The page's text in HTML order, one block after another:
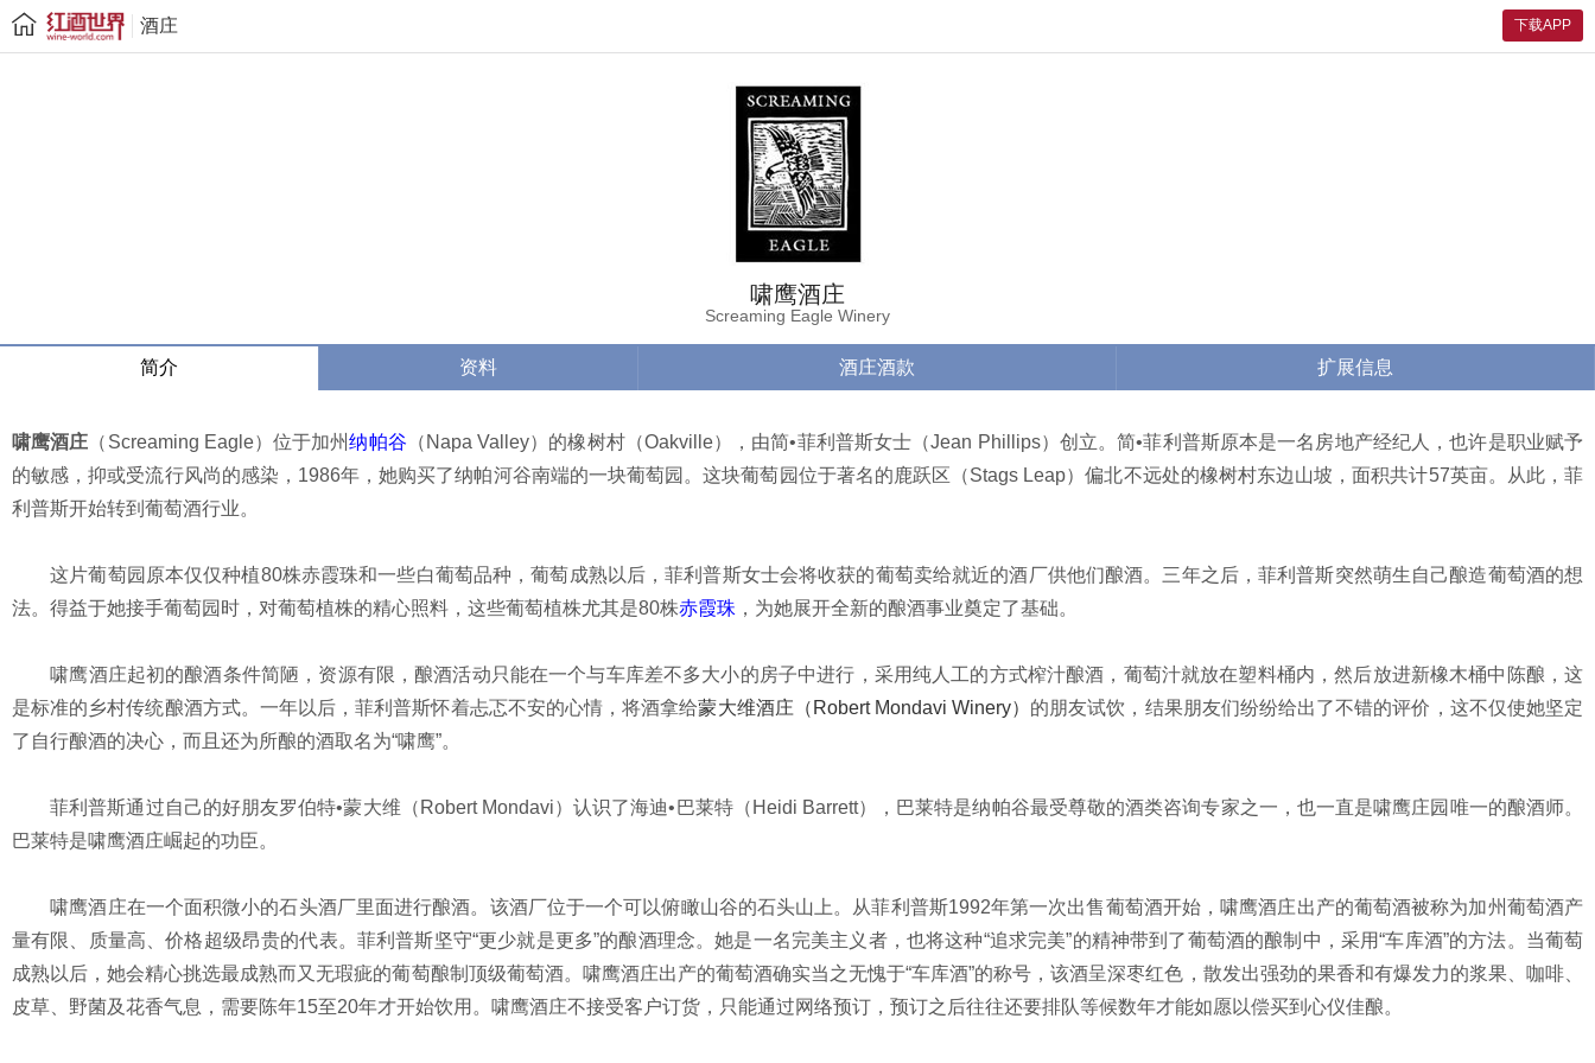
下载APP
酒庄
啸鹰酒庄
Screaming Eagle Winery
简介 资料 酒庄酒款 扩展信息
啸鹰酒庄 （Screaming Eagle）位于加州纳帕谷 （Napa Valley）的橡树村（Oakville），由简•菲利普斯女士（Jean Phillips）创立。简•菲利普斯原本是一名房地产经纪人，也许是职业赋予
的敏感，抑或受流行风尚的感染，1986年，她购买了纳帕河谷南端的一块葡萄园。这块葡萄园位于著名的鹿跃区（Stags Leap）偏北不远处的橡树村东边山坡，面积共计57英亩。从此，菲
利普斯开始转到葡萄酒行业。
这片葡萄园原本仅仅种植80株赤霞珠和一些白葡萄品种，葡萄成熟以后，菲利普斯女士会将收获的葡萄卖给就近的酒厂供他们酿酒。三年之后，菲利普斯突然萌生自己酿造葡萄酒的想
法。得益于她接手葡萄园时，对葡萄植株的精心照料，这些葡萄植株尤其是80株赤霞珠 ，为她展开全新的酿酒事业奠定了基础。
啸鹰酒庄起初的酿酒条件简陋，资源有限，酿酒活动只能在一个与车库差不多大小的房子中进行，采用纯人工的方式榨汁酿酒，葡萄汁就放在塑料桶内，然后放进新橡木桶中陈酿，这
是标准的乡村传统酿酒方式。一年以后，菲利普斯怀着忐忑不安的心情，将酒拿给蒙大维酒庄（Robert Mondavi Winery） 的朋友试饮，结果朋友们纷纷给出了不错的评价，这不仅使她坚定
了自行酿酒的决心，而且还为所酿的酒取名为“啸鹰”。
菲利普斯通过自己的好朋友罗伯特•蒙大维（Robert Mondavi）认识了海迪•巴莱特（Heidi Barrett），巴莱特是纳帕谷最受尊敬的酒类咨询专家之一，也一直是啸鹰庄园唯一的酿酒师。
巴莱特是啸鹰酒庄崛起的功臣。
啸鹰酒庄在一个面积微小的石头酒厂里面进行酿酒。该酒厂位于一个可以俯瞰山谷的石头山上。从菲利普斯1992年第一次出售葡萄酒开始，啸鹰酒庄出产的葡萄酒被称为加州葡萄酒产
量有限、质量高、价格超级昂贵的代表。菲利普斯坚守“更少就是更多”的酿酒理念。她是一名完美主义者，也将这种“追求完美”的精神带到了葡萄酒的酿制中，采用“车库酒”的方法。当葡萄
成熟以后，她会精心挑选最成熟而又无瑕疵的葡萄酿制顶级葡萄酒。啸鹰酒庄出产的葡萄酒确实当之无愧于“车库酒”的称号，该酒呈深枣红色，散发出强劲的果香和有爆发力的浆果、咖啡、
皮草、野菌及花香气息，需要陈年15至20年才开始饮用。啸鹰酒庄不接受客户订货，只能通过网络预订，预订之后往往还要排队等候数年才能如愿以偿买到心仪佳酿。